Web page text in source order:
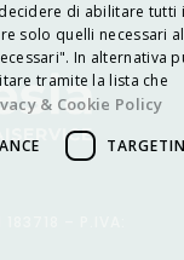
FRENCH
HUNGARIAN
DEUTSCH
POLSKI
di abilitare tutti i
solo quelli necessari al
In alternativa
tramite la lista che
& Cookie Policy